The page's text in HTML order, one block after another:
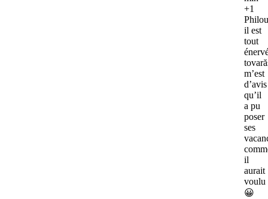
+1
il est
tout
m’est
d’avis
qu’il
a pu
poser
ses
il
aurait
voulu
😀